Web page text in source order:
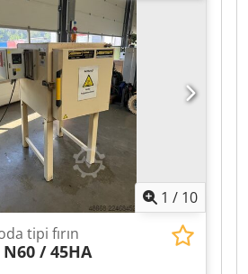
mu: Hayır - Güç [kW]: 0.6 - Oda
- Oda Genişliği [mm]: 650 -
300 Finansal Bilgiler Katma
fiyat, katma değer vergisi
Ipomsf Katma Değer
İşletmeler için katma değer
Endüstriyel ürünlerin tamamı
ve takas imkanı
van Rossum
1 / 10
tipi fırın
N60 / 45HA